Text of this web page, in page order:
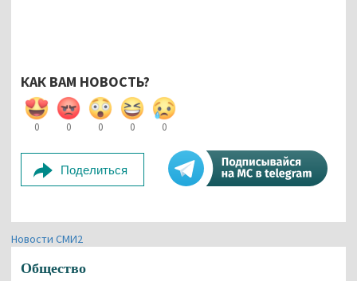
КАК ВАМ НОВОСТЬ?
0 0 0 0 0
Поделиться
Новости СМИ2
Общество